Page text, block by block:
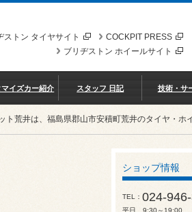
COCKPIT PRESS
ストン タイヤサイト
ブリヂストン ホイールサイト
マイズカー紹介 スタッフ 日記 技術・サ
ト荒井は、福島県郡山市安積町荒井のタイヤ・ホ
ショップ情報
TEL 024-
平日 9:30～19:00